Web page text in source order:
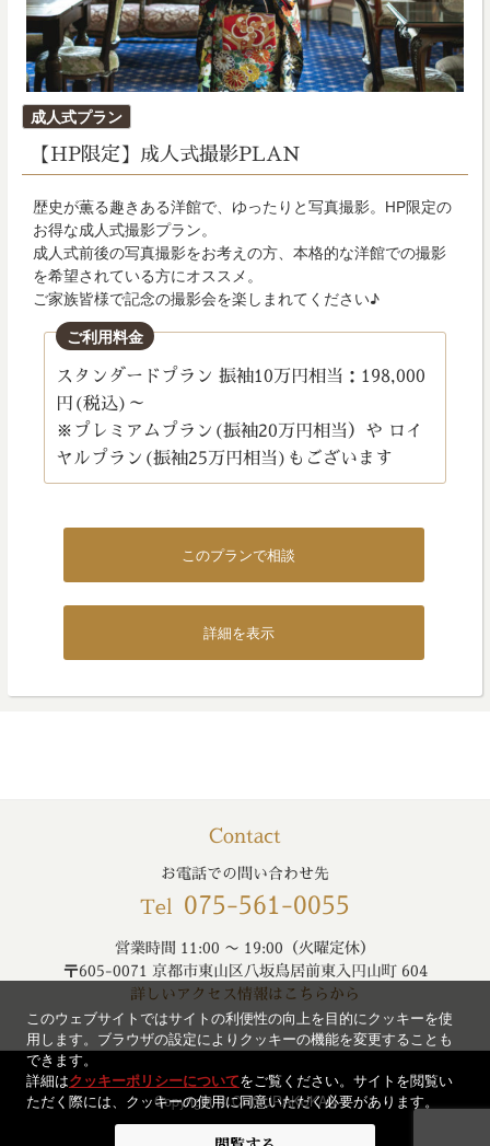
成人式プラン
日:
【HP限定】成人式撮影PLAN
歴史が薫る趣きある洋館で、ゆったりと写真撮影。HP限定の
お得な成人式撮影プラン。
成人式前後の写真撮影をお考えの方、本格的な洋館での撮影
を希望されている方にオススメ。
ご家族皆様で記念の撮影会を楽しまれてください♪
ご利用料金
スタンダードプラン 振袖10万円相当：198,000
円(税込)～
※プレミアムプラン(振袖20万円相当）や ロイ
ヤルプラン(振袖25万円相当)もございます
このプランで相談
詳細を表示
Contact
お電話での問い合わせ先
Tel 075-561-0055
営業時間 11:00 〜 19:00（火曜定休）
〒605-0071 京都市東山区八坂鳥居前東入円山町 604
詳しいアクセス情報はこちらから
Copyright © CHOURAKUKAN
このウェブサイトではサイトの利便性の向上を目的にクッキーを使
用します。ブラウザの設定によりクッキーの機能を変更することも
できます。
詳細はクッキーポリシーについてをご覧ください。サイトを閲覧い
ただく際には、クッキーの使用に同意いただく必要があります。